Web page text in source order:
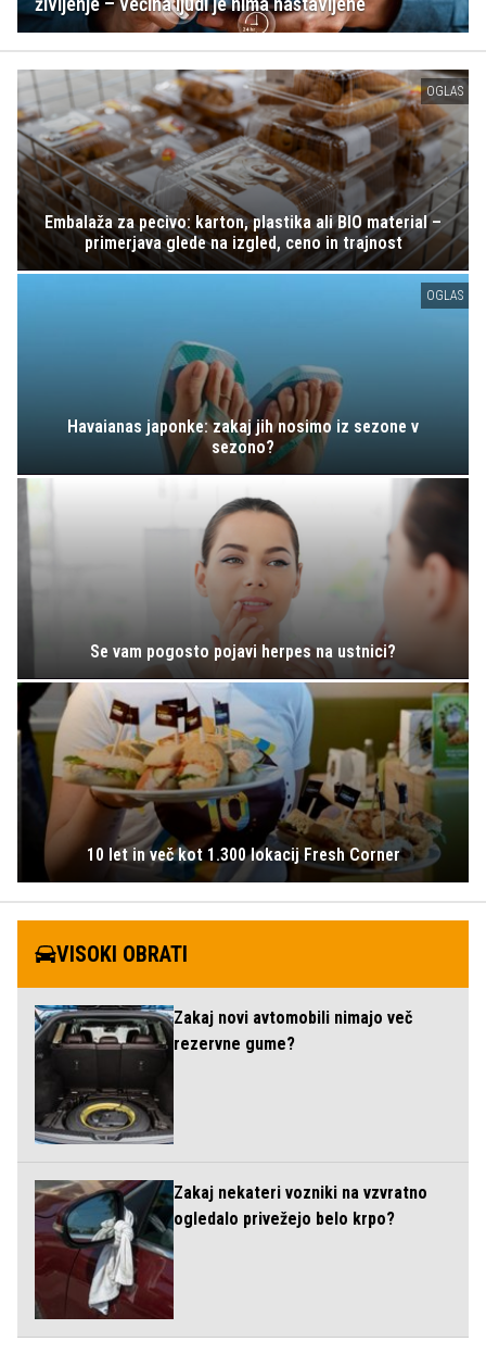
OGLAS
Embalaža za pecivo: karton, plastika ali BIO material –
primerjava glede na izgled, ceno in trajnost
OGLAS
Havaianas japonke: zakaj jih nosimo iz sezone v
sezono?
Se vam pogosto pojavi herpes na ustnici?
10 let in več kot 1.300 lokacij Fresh Corner
VISOKI OBRATI
Zakaj novi avtomobili nimajo več
rezervne gume?
Zakaj nekateri vozniki na vzvratno
ogledalo privežejo belo krpo?